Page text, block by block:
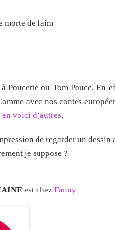
morte de faim
Poucette ou Tom Pouce. En
avec nos contes
en voici d’autres.
de regarder un dessin
je suppose ?
est chez Fanny